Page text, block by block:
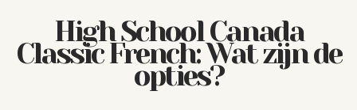
High School Canada
Classic French: Wat zijn de
opties?